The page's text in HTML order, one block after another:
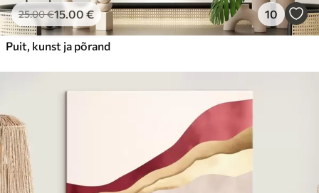
25.00€15.00 € 10
Puit, kunst ja põrand